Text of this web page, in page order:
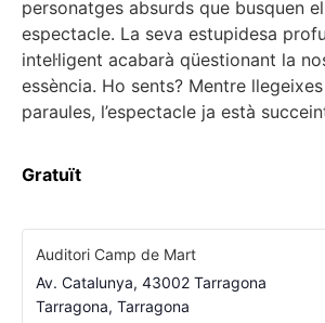
personatges absurds que busquen
espectacle. La seva estupidesa
intel·ligent acabarà qüestionant la
essència. Ho sents? Mentre
paraules, l’espectacle ja està
Gratuït
Auditori Camp de Mart
Av. Catalunya, 43002 Tarragona
Tarragona, Tarragona